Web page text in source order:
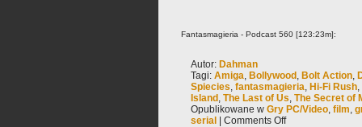
Fantasmagieria - Podcast 560 [123:23m]:
Autor: Dahman
Tagi: Amiga, Bollywood , Bolt Action,
Spiecies, fantasmagieria, Hi-Fi Rush,
Island , The Last of Us, The Secret of
Opublikowane w Gry PC/Video, film,
serial
Comments Off